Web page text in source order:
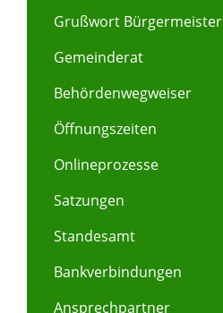
Grußwort Bürgermeister
Gemeinderat
Behördenwegweiser
Öffnungszeiten
Onlineprozesse
Satzungen
Standesamt
Bankverbindungen
Ansprechpartner